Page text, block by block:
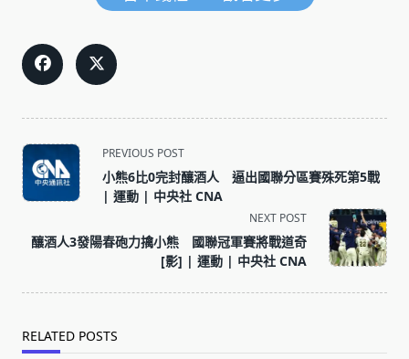
<span
class="nav-
subtitle
reader-
PREVIOUS POST
小熊6比0完封釀酒人 逼出國聯分區賽殊死第5戰
| 運動 | 中央社 CNA
NEXT POST
釀酒人3發陽春砲力擒小熊 國聯冠軍賽將戰道奇
[影] | 運動 | 中央社 CNA
RELATED POSTS